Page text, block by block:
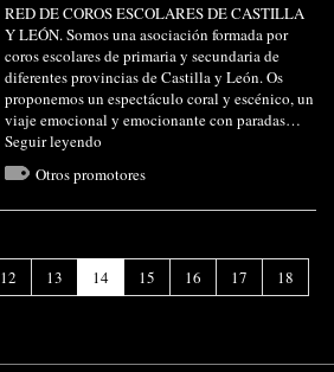
RED DE COROS ESCOLARES DE CASTILLA
Y LEÓN. Somos una asociación formada por
coros escolares de primaria y secundaria de
diferentes provincias de Castilla y León. Os
proponemos un espectáculo coral y escénico, un
viaje emocional y emocionante con paradas…
Seguir leyendo
Otros promotores
12 13 14(Página
actual)
15 16 17
18